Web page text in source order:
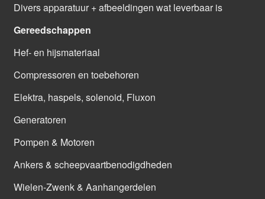
Divers apparatuur + afbeeldingen wat leverbaar is
Gereedschappen
Hef- en hijsmateriaal
Compressoren en toebehoren
Elektra, haspels, solenoid, Fluxon
Generatoren
Pompen & Motoren
Ankers & scheepvaartbenodigdheden
Wielen-Zwenk & Aanhangerdelen